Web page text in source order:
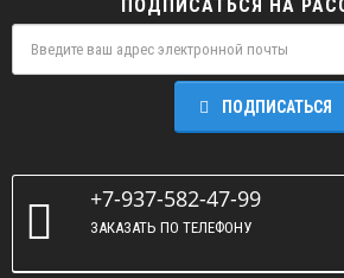
ПОДПИСАТЬСЯ НА
ПОДПИСАТЬСЯ
+7-937-582-47-99
ЗАКАЗАТЬ ПО ТЕЛЕФОНУ